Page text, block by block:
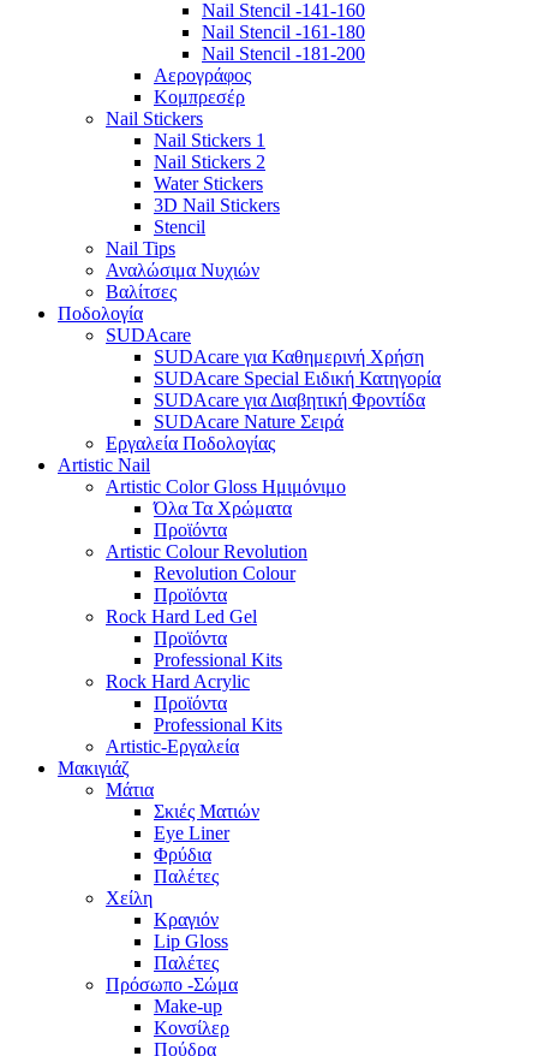
Nail Stencil -141-160
Nail Stencil -161-180
Nail Stencil -181-200
Αερογράφoς
Κομπρεσέρ
Nail Stickers
Nail Stickers 1
Nail Stickers 2
Water Stickers
3D Nail Stickers
Stencil
Nail Tips
Αναλώσιμα Νυχιών
Βαλίτσες
Ποδολογία
SUDAcare
SUDAcare για Καθημερινή Χρήση
SUDAcare Special Ειδική Κατηγορία
SUDAcare για Διαβητική Φροντίδα
SUDAcare Nature Σειρά
Εργαλεία Ποδολογίας
Artistic Nail
Artistic Color Gloss Ημιμόνιμο
Όλα Τα Χρώματα
Προϊόντα
Artistic Colour Revolution
Revolution Colour
Προϊόντα
Rock Hard Led Gel
Προϊόντα
Professional Kits
Rock Hard Acrylic
Προϊόντα
Professional Kits
Artistic-Εργαλεία
Μακιγιάζ
Μάτια
Σκιές Ματιών
Eye Liner
Φρύδια
Παλέτες
Χείλη
Κραγιόν
Lip Gloss
Παλέτες
Πρόσωπο -Σώμα
Make-up
Κονσίλερ
Πούδρα